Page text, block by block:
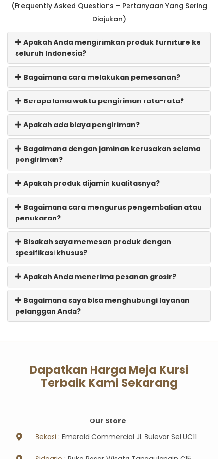
(Frequently Asked Questions – Pertanyaan Yang Sering
Diajukan)
Apakah Anda mengirimkan produk furniture ke
seluruh Indonesia?
Bagaimana cara melakukan pemesanan?
Berapa lama waktu pengiriman rata-rata?
Apakah ada biaya pengiriman?
Bagaimana dengan jaminan kerusakan selama
pengiriman?
Apakah produk dijamin kualitasnya?
Bagaimana cara mengurus pengembalian atau
penukaran?
Bisakah saya memesan produk dengan
spesifikasi khusus?
Apakah Anda menerima pesanan grosir?
Bagaimana saya bisa menghubungi layanan
pelanggan Anda?
Dapatkan Harga Meja Kursi
Terbaik Kami Sekarang
Our Store
Bekasi : Emerald Commercial Jl. Bulevar Sel UC11